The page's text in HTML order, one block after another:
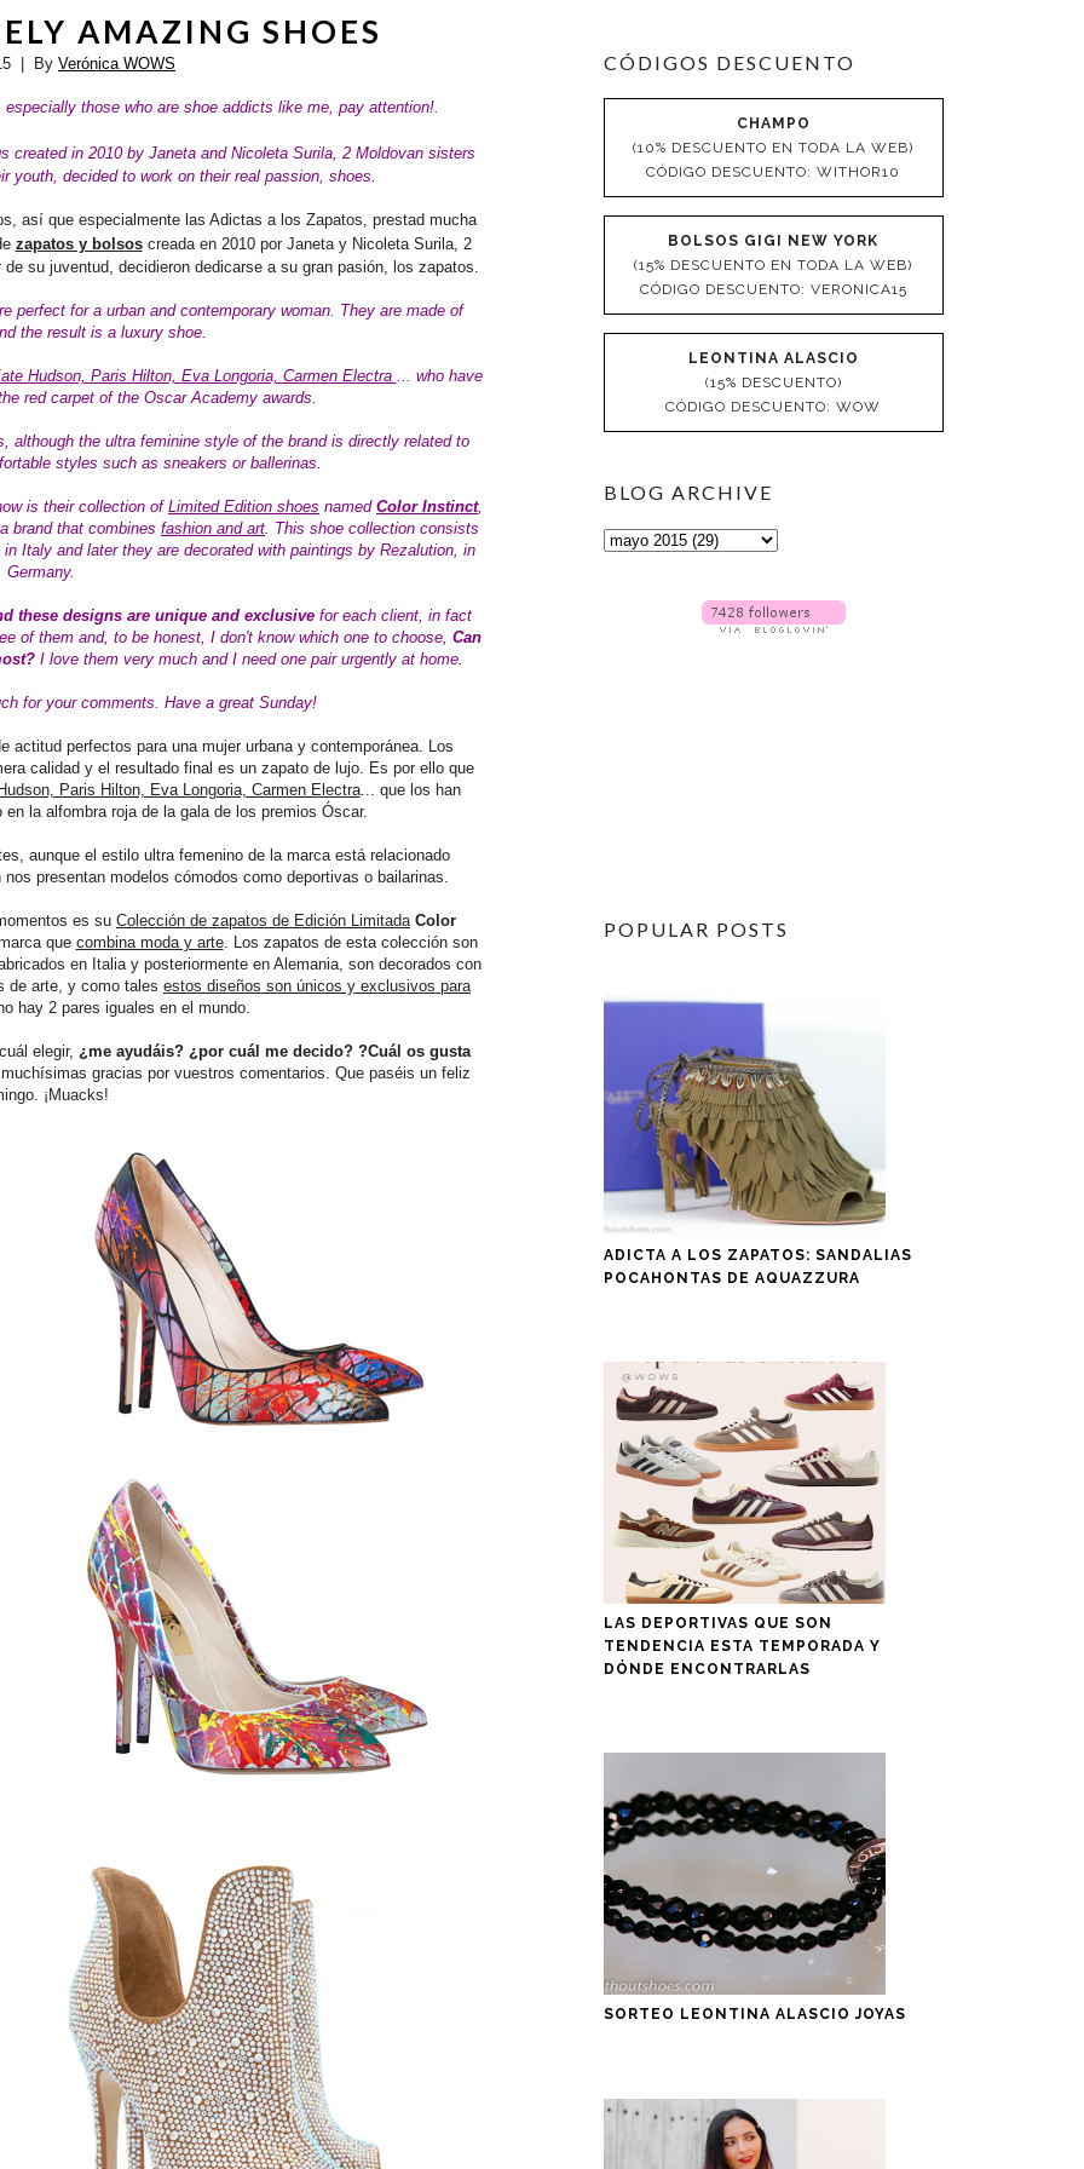
AMAZING SHOES
| By Verónica WOWS
those who are shoe addicts like me, pay attention!.
created in 2010 by Janeta and Nicoleta Surila, 2 Moldovan sisters
youth, decided to work on their real passion, shoes.
así que especialmente las Adictas a los Zapatos, prestad mucha
zapatos y bolsoscreada en 2010 por Janeta y Nicoleta Surila, 2
su juventud, decidieron dedicarse a su gran pasión, los zapatos.
perfect for a urban and contemporary woman. They are made of
the result is a luxury shoe.
Hudson, Paris Hilton, Eva Longoria, Carmen Electra
... who have
red carpet of the Oscar Academy awards.
although the ultra feminine style of the brand is directly related to
styles such as sneakers or ballerinas.
is their collection of Limited Edition shoes named Color Instinct,
brand that combines fashion and art . This shoe collection consists
Italy and later they are decorated with paintings by Rezalution, in
Germany.
these designs are unique and exclusive for each client, in fact
of them and, to be honest, I don't know which one to choose, Can
I love them very much and I need one pair urgently at home.
for your comments. Have a great Sunday!
actitud perfectos para una mujer urbana y contemporánea. Los
calidad y el resultado final es un zapato de lujo. Es por ello que
Paris Hilton, Eva Longoria, Carmen Electra... que los han
la alfombra roja de la gala de los premios Óscar.
aunque el estilo ultra femenino de la marca está relacionado
presentan modelos cómodos como deportivas o bailarinas.
es su Colección de zapatos de Edición Limitada Color
que combina moda y arte. Los zapatos de esta colección son
en Italia y posteriormente en Alemania, son decorados con
de arte, y como tales estos diseños son únicos y exclusivos para
hay 2 pares iguales en el mundo.
elegir, ¿me ayudáis? ¿por cuál me decido? ?Cuál os gusta
gracias por vuestros comentarios. Que paséis un feliz
¡Muacks!
CÓDIGOS DESCUENTO
CHAMPO
(10% DESCUENTO EN TODA LA WEB)
CÓDIGO DESCUENTO: WITHOR10
BOLSOS GIGI NEW YORK
(15% DESCUENTO EN TODA LA WEB)
CÓDIGO DESCUENTO: VERONICA15
LEONTINA ALASCIO
(15% DESCUENTO)
CÓDIGO DESCUENTO: WOW
BLOG ARCHIVE
POPULAR POSTS
ADICTA A LOS ZAPATOS: SANDALIAS
POCAHONTAS DE AQUAZZURA
LAS DEPORTIVAS QUE SON
TENDENCIA ESTA TEMPORADA Y
DÓNDE ENCONTRARLAS
SORTEO LEONTINA ALASCIO JOYAS